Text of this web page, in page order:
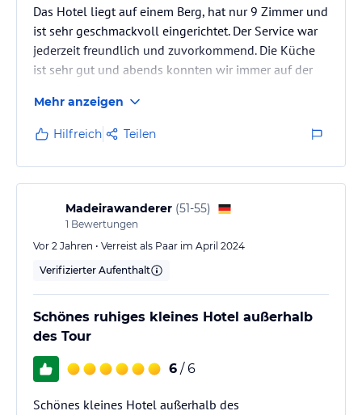
Das Hotel liegt auf einem Berg, hat nur 9 Zimmer und
ist sehr geschmackvoll eingerichtet. Der Service war
jederzeit freundlich und zuvorkommend. Die Küche
ist sehr gut und abends konnten wir immer auf der
Sonnenuntergang genießen. Unser Zimmer war leider
etwas klein, das nächste Mal würden wir ein größeres
wählen. Am Hotel gibt es einen kleinen Parkplatz für
4 Pkw, der allerdings sehr eng ist. Ungefähr 100
Meter entfernt hat das Hotel noch einen größeren
Parkplatz, der…
Mehr anzeigen
Hilfreich Teilen
Madeirawanderer (51-55)
1 Bewertungen
Vor 2 Jahren • Verreist als Paar im April 2024
Verifizierter Aufenthalt
Schönes ruhiges kleines Hotel außerhalb
des Tour
6 / 6
Schönes kleines Hotel außerhalb des